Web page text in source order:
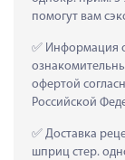
помогут вам
Информация
офертой
Российской
Доставка
шприц стер.